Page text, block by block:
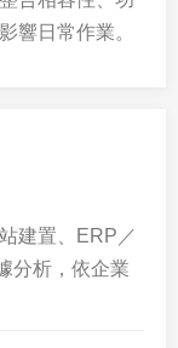
響日常作業。
建置、ERP／
分析，依企業